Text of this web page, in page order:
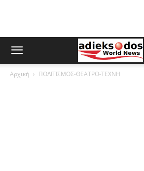
Αρχική ΠΟΛΙΤΙΣΜΟΣ-ΘΕΑΤΡΟ-ΤΕΧΝΗ